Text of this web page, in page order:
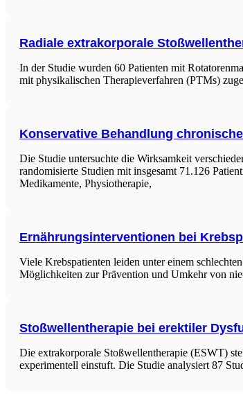
Radiale extrakorporale
In der Studie wurden 60 Patienten mit
mit physikalischen Therapieverfahren (PTMs)
Konservative Behandlung
Die Studie untersuchte die Wirksamkeit
randomisierte Studien mit insgesamt 71.126
Medikamente, Physiotherapie,
Ernährungsinterventionen bei
Viele Krebspatienten leiden unter einem
Möglichkeiten zur Prävention und Umkehr von
Stoßwellentherapie bei erektiler
Die extrakorporale Stoßwellentherapie (ESWT)
experimentell einstuft. Die Studie analysiert 87